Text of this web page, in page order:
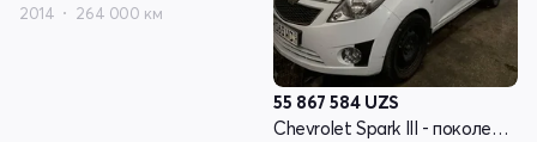
2014 264 000 км
55 867 584 UZS
Chevrolet Spark III - поколение